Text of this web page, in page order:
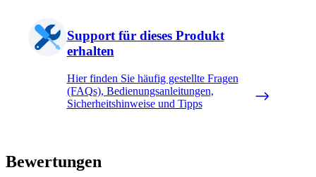
Support für dieses Produkt
erhalten
Hier finden Sie häufig gestellte Fragen
(FAQs), Bedienungsanleitungen,
Sicherheitshinweise und Tipps
Bewertungen